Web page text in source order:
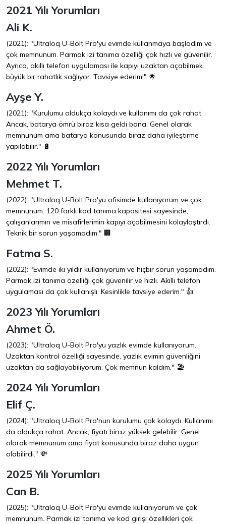
2021 Yılı Yorumları
Ali K.
(2021): "Ultraloq U-Bolt Pro'yu evimde kullanmaya başladım ve
çok memnunum. Parmak izi tanıma özelliği çok hızlı ve güvenilir.
Ayrıca, akıllı telefon uygulaması ile kapıyı uzaktan açabilmek
büyük bir rahatlık sağlıyor. Tavsiye ederim!" 🌟
Ayşe Y.
(2021): "Kurulumu oldukça kolaydı ve kullanımı da çok rahat.
Ancak, batarya ömrü biraz kısa geldi bana. Genel olarak
memnunum ama batarya konusunda biraz daha iyileştirme
yapılabilir." 🔋
2022 Yılı Yorumları
Mehmet T.
(2022): "Ultraloq U-Bolt Pro'yu ofisimde kullanıyorum ve çok
memnunum. 120 farklı kod tanıma kapasitesi sayesinde,
çalışanlarımın ve misafirlerimin kapıyı açabilmesini kolaylaştırdı.
Teknik bir sorun yaşamadım." 🏢
Fatma S.
(2022): "Evimde iki yıldır kullanıyorum ve hiçbir sorun yaşamadım.
Parmak izi tanıma özelliği çok güvenilir ve hızlı. Akıllı telefon
uygulaması da çok kullanışlı. Kesinlikle tavsiye ederim." 👍
2023 Yılı Yorumları
Ahmet Ö.
(2023): "Ultraloq U-Bolt Pro'yu yazlık evimde kullanıyorum.
Uzaktan kontrol özelliği sayesinde, yazlık evimin güvenliğini
uzaktan da sağlayabiliyorum. Çok memnun kaldım." 🏖️
2024 Yılı Yorumları
Elif Ç.
(2024): "Ultraloq U-Bolt Pro'nun kurulumu çok kolaydı. Kullanımı
da oldukça rahat. Ancak, fiyatı biraz yüksek gelebilir. Genel
olarak memnunum ama fiyat konusunda biraz daha uygun
olabilirdi." 💸
2025 Yılı Yorumları
Can B.
(2025): "Ultraloq U-Bolt Pro'yu evimde kullanıyorum ve çok
memnunum. Parmak izi tanıma ve kod girişi özellikleri çok